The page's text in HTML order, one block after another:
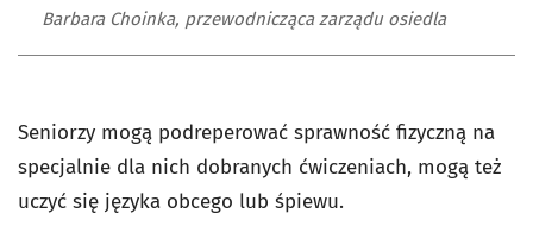
Barbara Choinka, przewodnicząca zarządu osiedla
Seniorzy mogą podreperować sprawność fizyczną na
specjalnie dla nich dobranych ćwiczeniach, mogą też
uczyć się języka obcego lub śpiewu.